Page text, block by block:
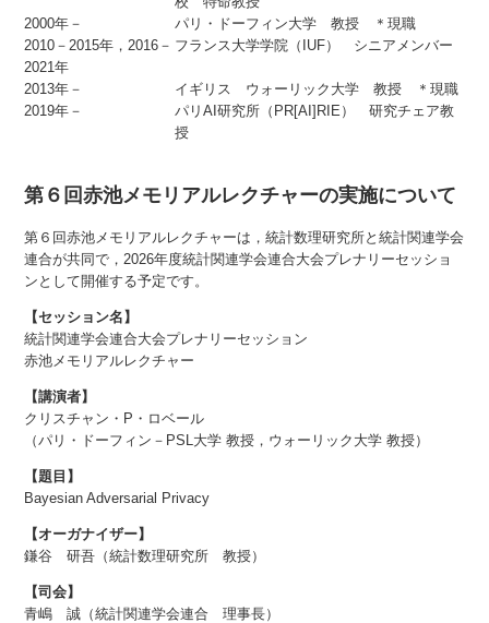
2000年－
パリ・ドーフィン大学 教授 ＊現職
2010－2015年，2016－
2021年
フランス大学学院（IUF） シニアメンバー
2013年－
イギリス ウォーリック大学 教授 ＊現職
2019年－
パリAI研究所（PR[AI]RIE） 研究チェア教
授
第６回赤池メモリアルレクチャーの実施について
第６回赤池メモリアルレクチャーは，統計数理研究所と統計関連学会
連合が共同で，2026年度統計関連学会連合大会プレナリーセッショ
ンとして開催する予定です。
【セッション名】
統計関連学会連合大会プレナリーセッション
赤池メモリアルレクチャー
【講演者】
クリスチャン・P・ロベール
（パリ・ドーフィン－PSL大学 教授，ウォーリック大学 教授）
【題目】
Bayesian Adversarial Privacy
【オーガナイザー】
鎌谷 研吾（統計数理研究所 教授）
【司会】
青嶋 誠（統計関連学会連合 理事長）